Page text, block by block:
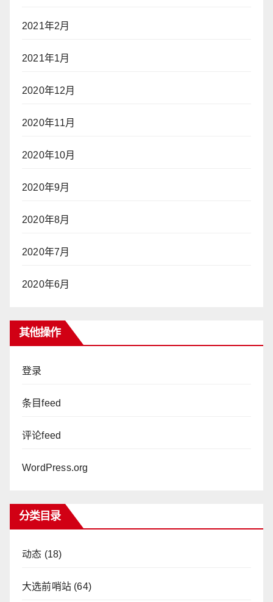
2021年2月
2021年1月
2020年12月
2020年11月
2020年10月
2020年9月
2020年8月
2020年7月
2020年6月
其他操作
登录
条目feed
评论feed
WordPress.org
分类目录
动态 (18)
大选前哨站 (64)